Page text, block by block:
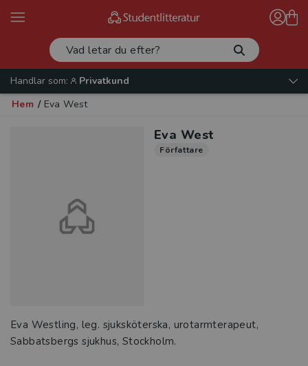
Handlar som:
Privatkund
Hem / Eva West
Eva West
Författare
Eva Westling, leg. sjuksköterska, urotarmterapeut,
Sabbatsbergs sjukhus, Stockholm.